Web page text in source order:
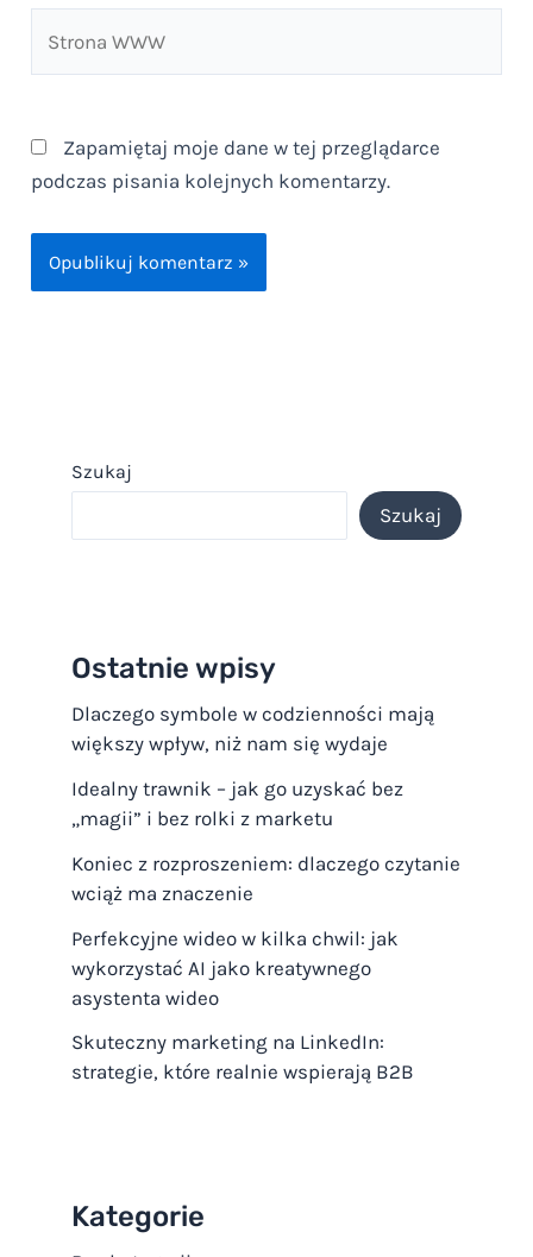
WWW
Zapamiętaj moje dane w tej przeglądarce
podczas pisania kolejnych komentarzy.
Szukaj
Szukaj
Ostatnie wpisy
Dlaczego symbole w codzienności mają
większy wpływ, niż nam się wydaje
Idealny trawnik – jak go uzyskać bez
„magii” i bez rolki z marketu
Koniec z rozproszeniem: dlaczego czytanie
wciąż ma znaczenie
Perfekcyjne wideo w kilka chwil: jak
wykorzystać AI jako kreatywnego
asystenta wideo
Skuteczny marketing na LinkedIn:
strategie, które realnie wspierają B2B
Kategorie